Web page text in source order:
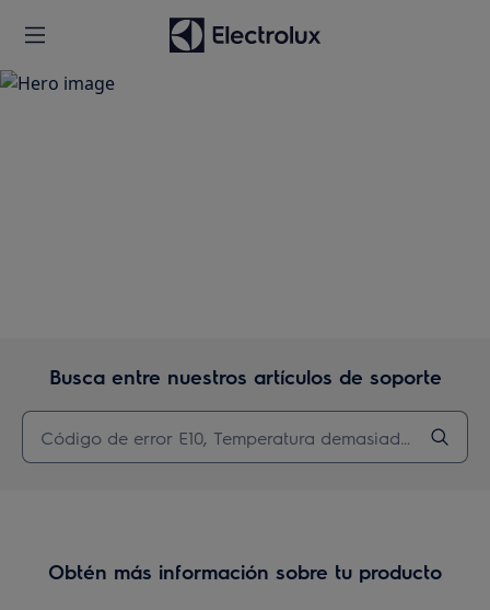
Busca entre nuestros artículos de soporte
Obtén más información sobre tu producto